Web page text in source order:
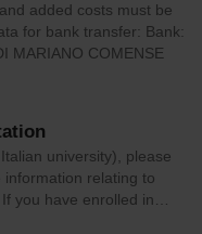
added costs must be
for bank transfer: Bank:
MARIANO COMENSE
university), please
relating to
you have enrolled in…